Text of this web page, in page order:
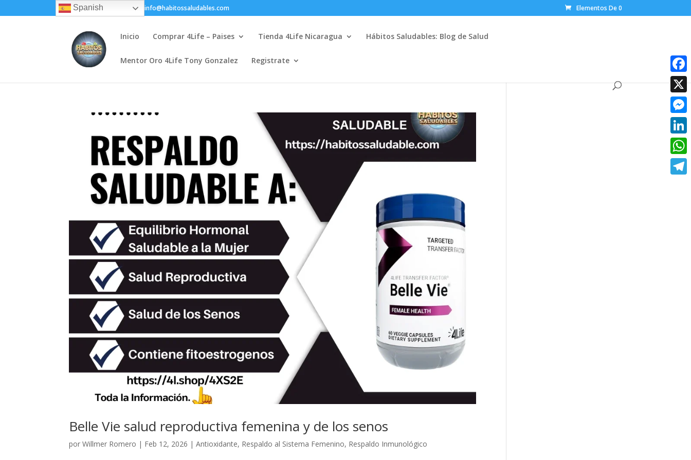
+(505) 8200-1450 info@habitossaludables.com Elementos De 0
Inicio Comprar 4Life – Paises Tienda 4Life Nicaragua Hábitos Saludables: Blog de Salud
Mentor Oro 4Life Tony Gonzalez Registrate
Belle Vie salud reproductiva femenina y de los senos
porWillmer Romero | Feb 12, 2026 |Antioxidante, Respaldo al Sistema Femenino, Respaldo Inmunológico
X
Spanish